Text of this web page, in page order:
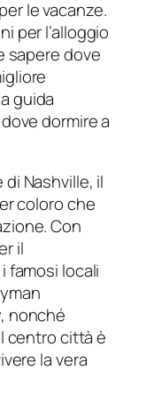
le vacanze.
per l’alloggio
sapere dove
guida
dormire a
Nashville, il
coloro che
Con
il
famosi locali
nonché
centro città è
la vera